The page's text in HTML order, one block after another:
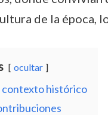
de la época,
ocultar
contexto histórico